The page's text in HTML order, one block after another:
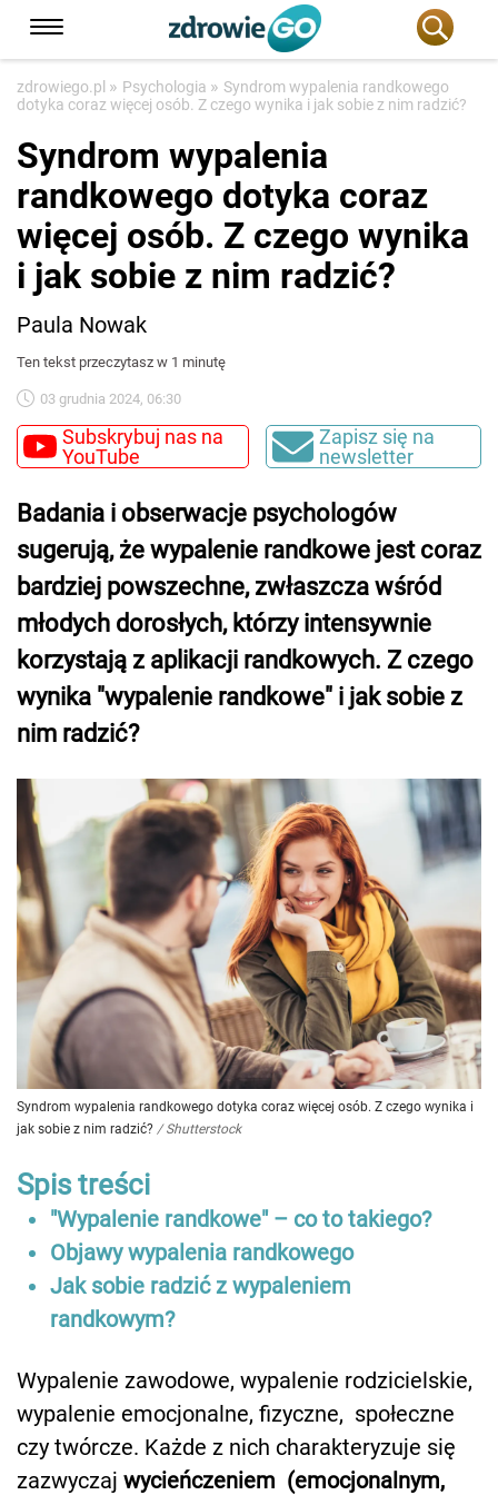
zdrowiego.pl » Psychologia » Syndrom wypalenia randkowego
dotyka coraz więcej osób. Z czego wynika i jak sobie z nim radzić?
Syndrom wypalenia
randkowego dotyka coraz
więcej osób. Z czego wynika
i jak sobie z nim radzić?
Paula Nowak
Ten tekst przeczytasz w 1 minutę
03 grudnia 2024, 06:30
Subskrybuj nas na
YouTube
Zapisz się na
newsletter
Badania i obserwacje psychologów
sugerują, że wypalenie randkowe jest coraz
bardziej powszechne, zwłaszcza wśród
młodych dorosłych, którzy intensywnie
korzystają z aplikacji randkowych. Z czego
wynika "wypalenie randkowe" i jak sobie z
nim radzić?
Syndrom wypalenia randkowego dotyka coraz więcej osób. Z czego wynika i
jak sobie z nim radzić? / Shutterstock
Spis treści
"Wypalenie randkowe" – co to takiego?
Objawy wypalenia randkowego
Jak sobie radzić z wypaleniem
randkowym?
Wypalenie zawodowe, wypalenie rodzicielskie,
wypalenie emocjonalne, fizyczne, społeczne
czy twórcze. Każde z nich charakteryzuje się
zazwyczaj wycieńczeniem (emocjonalnym,